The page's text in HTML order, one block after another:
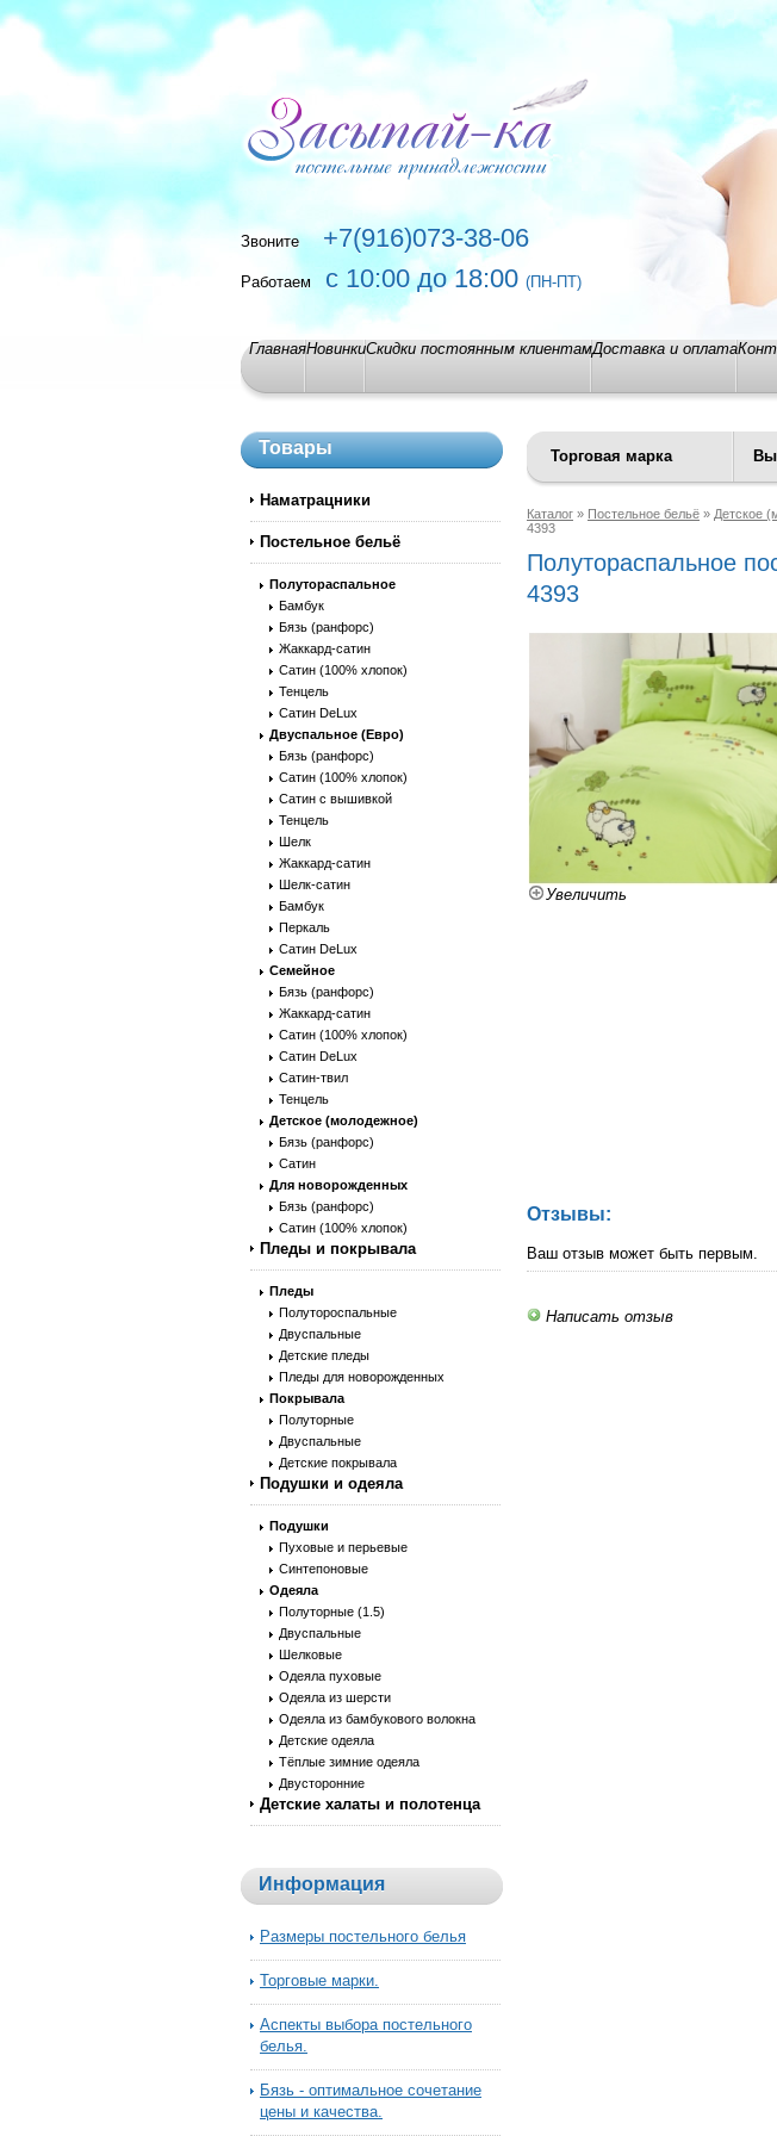
Звоните+7(916)073-38-06
Работаем с 10:00 до 18:00 (ПН-ПТ)
ГлавнаяНовинкиСкидки постоянным клиентамДоставка и оплата
Товары
Наматрацники
Постельное бельё
Полутораспальное
Бамбук
Бязь (ранфорс)
Жаккард-сатин
Сатин (100% хлопок)
Тенцель
Сатин DeLux
Двуспальное (Евро)
Бязь (ранфорс)
Сатин (100% хлопок)
Сатин с вышивкой
Тенцель
Шелк
Жаккард-сатин
Шелк-сатин
Бамбук
Перкаль
Сатин DeLux
Семейное
Бязь (ранфорс)
Жаккард-сатин
Сатин (100% хлопок)
Сатин DeLux
Сатин-твил
Тенцель
Детское (молодежное)
Бязь (ранфорс)
Сатин
Для новорожденных
Бязь (ранфорс)
Сатин (100% хлопок)
Пледы и покрывала
Пледы
Полутороспальные
Двуспальные
Детские пледы
Пледы для новорожденных
Покрывала
Полуторные
Двуспальные
Детские покрывала
Подушки и одеяла
Подушки
Пуховые и перьевые
Синтепоновые
Одеяла
Полуторные (1.5)
Двуспальные
Шелковые
Одеяла пуховые
Одеяла из шерсти
Одеяла из бамбукового волокна
Детские одеяла
Тёплые зимние одеяла
Двусторонние
Детские халаты и полотенца
Информация
Размеры постельного белья
Торговые марки.
Аспекты выбора постельного
белья.
Бязь - оптимальное сочетание
цены и качества.
Торговая марка
Каталог » Постельное бельё » Детское
4393
Полутораспальное
4393
Увеличить
Отзывы:
Ваш отзыв может быть первым.
Написать отзыв